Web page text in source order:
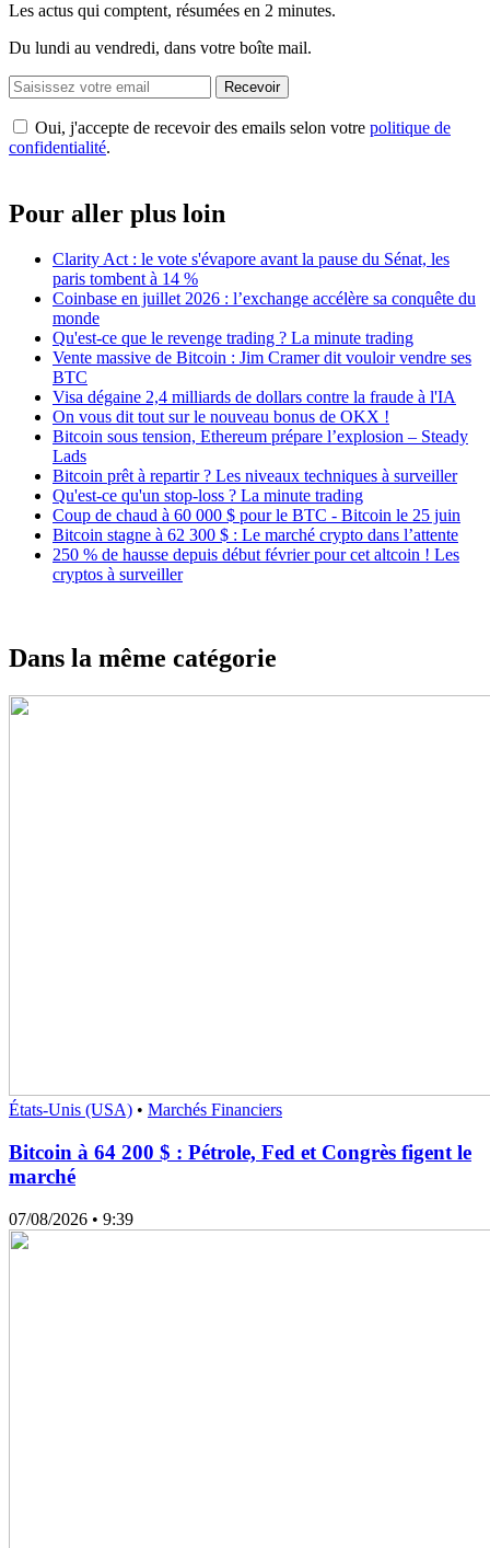
Les actus qui comptent, résumées en 2 minutes.
Du lundi au vendredi, dans votre boîte mail.
Recevoir
Oui, j'accepte de recevoir des emails selon votre politique de
confidentialité.
Pour aller plus loin
Clarity Act : le vote s'évapore avant la pause du Sénat, les
paris tombent à 14 %
Coinbase en juillet 2026 : l’exchange accélère sa conquête du
monde
Qu'est-ce que le revenge trading ? La minute trading
Vente massive de Bitcoin : Jim Cramer dit vouloir vendre ses
BTC
Visa dégaine 2,4 milliards de dollars contre la fraude à l'IA
On vous dit tout sur le nouveau bonus de OKX !
Bitcoin sous tension, Ethereum prépare l’explosion – Steady
Lads
Bitcoin prêt à repartir ? Les niveaux techniques à surveiller
Qu'est-ce qu'un stop-loss ? La minute trading
Coup de chaud à 60 000 $ pour le BTC - Bitcoin le 25 juin
Bitcoin stagne à 62 300 $ : Le marché crypto dans l’attente
250 % de hausse depuis début février pour cet altcoin ! Les
cryptos à surveiller
Dans la même catégorie
États-Unis (USA) • Marchés Financiers
Bitcoin à 64 200 $ : Pétrole, Fed et Congrès figent le
marché
07/08/2026 • 9:39